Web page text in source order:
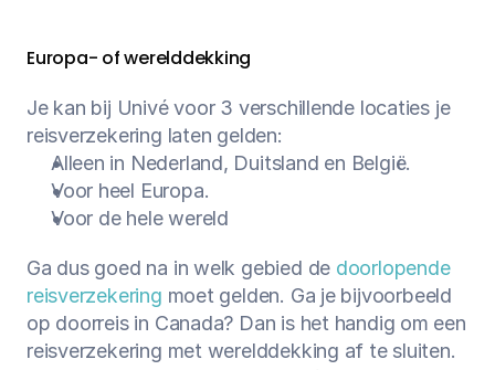
Europa- of werelddekking
Je kan bij Univé voor 3 verschillende locaties je
reisverzekering laten gelden:
Alleen in Nederland, Duitsland en België.
Voor heel Europa.
Voor de hele wereld
Ga dus goed na in welk gebied de doorlopende
reisverzekering moet gelden. Ga je bijvoorbeeld
op doorreis in Canada? Dan is het handig om een
reisverzekering met werelddekking af te sluiten.